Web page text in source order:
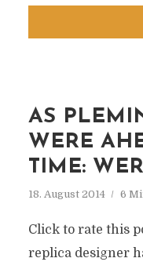
AS
WERE
TIME:
18. August 2014 6
Click to rate this
replica designer